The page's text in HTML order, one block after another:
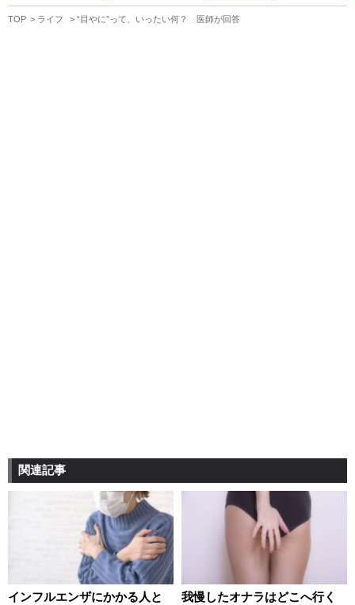
TOP ライフ “目やに”って、いったい何？ 医師が回答
関連記事
インフルエンザにかかる人と
我慢したオナラはどこへ行く